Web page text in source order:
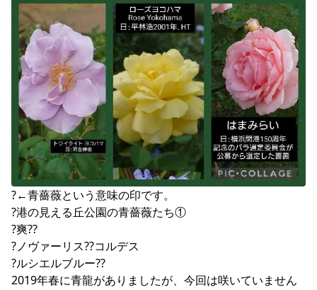
?←青薔薇という意味の印です。
?港の見える丘公園の青薔薇たち①
?爽??
?ノヴァーリス??コルデス
?ルシエルブルー??
2019年春に青龍がありましたが、今回は咲いていません